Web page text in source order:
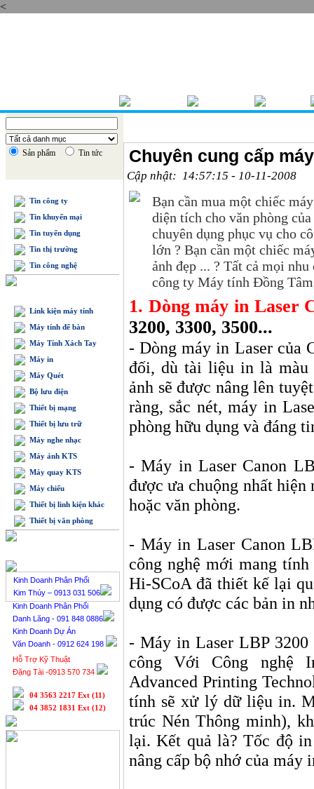
<
Sản phẩm Tin tức
Tin công ty
Tin khuyến mại
Tin tuyển dụng
Tin thị trường
Tin công nghệ
Link kiện máy tính
Máy tính để bàn
Máy Tính Xách Tay
Máy in
Máy Quét
Bộ lưu điện
Thiết bị mạng
Thiết bị lưu trữ
Máy nghe nhạc
Máy ảnh KTS
Máy quay KTS
Máy chiếu
Thiết bị linh kiện khác
Thiết bị văn phòng
Kinh Doanh Phân Phối
Kim Thúy – 0913 031 506
Kinh Doanh Phân Phối
Danh Lăng - 091 848 0886
Kinh Doanh Dự Án
Văn Doanh - 0912 624 198
Hỗ Trợ Kỹ Thuật
Đặng Tài -0913 570 734
04 3563 2217 Ext (11)
04 3852 1831 Ext (12)
Chuyên cung cấp
Cập nhật: 14:57:15 - 10-11-2008
Bạn cần mua một chiếc
diện tích cho văn phòng
chuyên dụng phục vụ cho
lớn ? Bạn cần một chiếc
ảnh đẹp ... ? Tất cả mọi
công ty Máy tính Đồng
1. Dòng máy in Laser
3200, 3300, 3500...
- Dòng máy in Laser của
đối, dù tài liệu in là màu
ảnh sẽ được nâng lên
ràng, sắc nét, máy in
phòng hữu dụng và đáng
- Máy in Laser Canon
được ưa chuộng nhất
hoặc văn phòng.
- Máy in Laser Canon
công nghệ mới mang
Hi-SCoA đã thiết kế lại
dụng có được các bản in
- Máy in Laser LBP 3200
công Với Công nghệ
Advanced Printing
tính sẽ xử lý dữ liệu in.
trúc Nén Thông minh),
lại. Kết quả là? Tốc độ
nâng cấp bộ nhớ của máy